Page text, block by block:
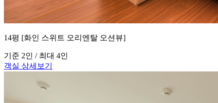
14평 [화인 스위트 오리엔탈 오션뷰]
기준 2인 / 최대 4인
객실 상세보기